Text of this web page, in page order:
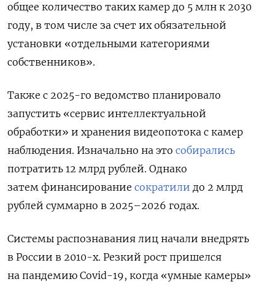
общее количество таких камер до 5 млн к 2030
году, в том числе за счет их обязательной
установки «отдельными категориями
собственников».
Также с 2025-го ведомство планировало
запустить «сервис интеллектуальной
обработки» и хранения видеопотока с камер
наблюдения. Изначально на это собирались
потратить 12 млрд рублей. Однако
затем финансирование сократили до 2 млрд
рублей суммарно в 2025–2026 годах.
Системы распознавания лиц начали внедрять
в России в 2010-х. Резкий рост пришелся
на пандемию Covid-19, когда «умные камеры»